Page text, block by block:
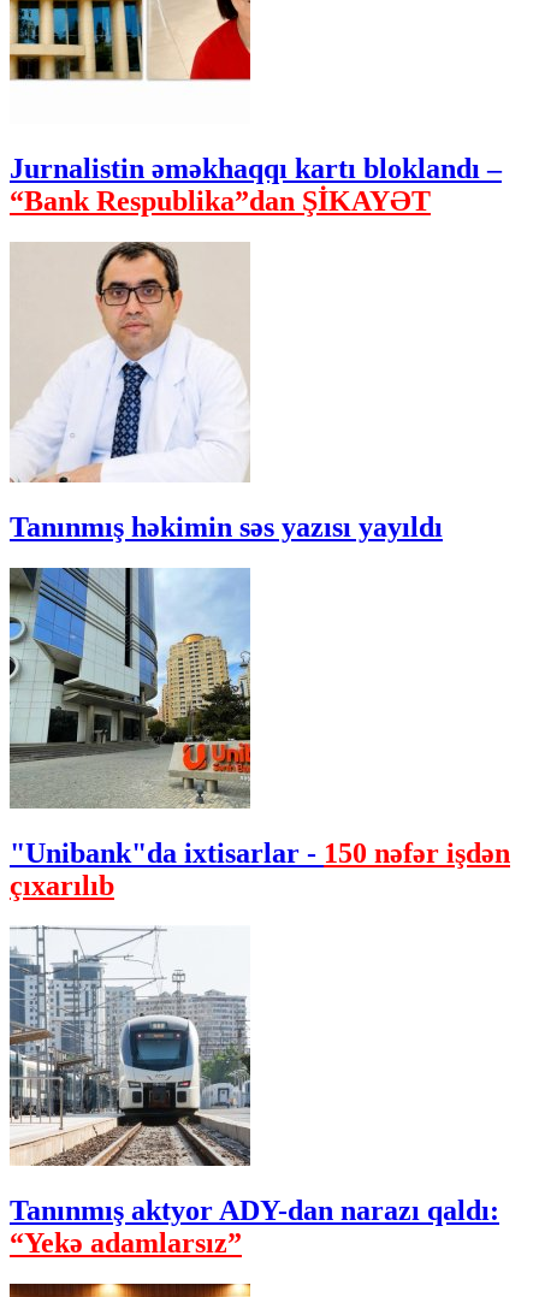
Jurnalistin əməkhaqqı kartı bloklandı –
“Bank Respublika”dan ŞİKAYƏT
Tanınmış həkimin səs yazısı yayıldı
"Unibank"da ixtisarlar - 150 nəfər işdən
çıxarılıb
Tanınmış aktyor ADY-dan narazı qaldı:
“Yekə adamlarsız”